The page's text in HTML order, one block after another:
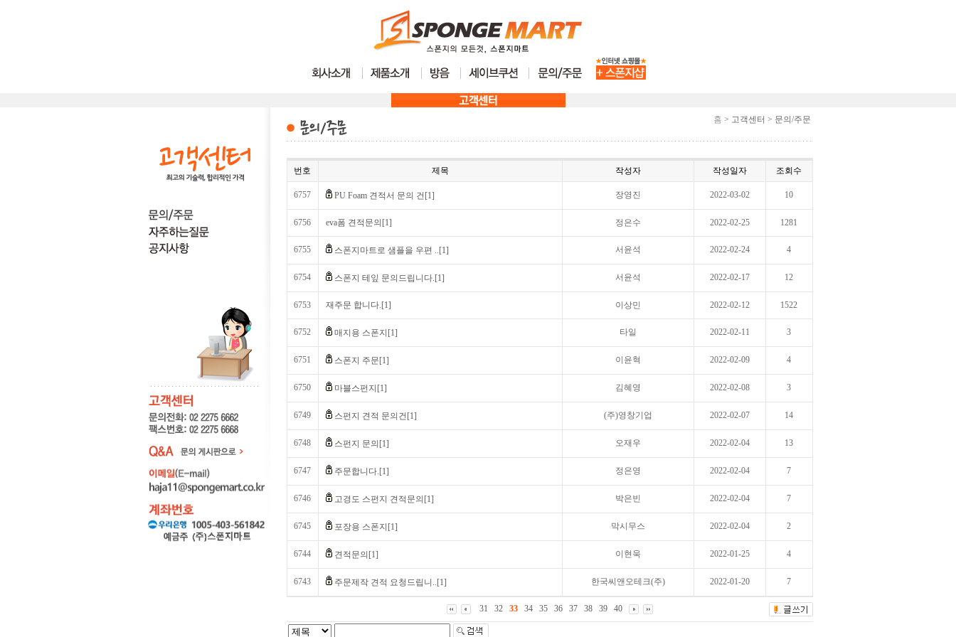
홈 > 고객센터 > 문의/주문
번호 제목 작성자 작성일자 조회수
6757 PU Foam 견적서 문의 건[1] 장영진 2022-03-02 10
6756 eva폼 견적문의[1] 정은수 2022-02-25 1281
6755 스폰지마트로 샘플을 우편 ..[1] 서윤석 2022-02-24 4
6754 스폰지 테잎 문의드립니다.[1] 서윤석 2022-02-17 12
6753 재주문 합니다.[1] 이상민 2022-02-12 1522
6752 매지용 스폰지[1] 타일 2022-02-11 3
6751 스폰지 주문[1] 이윤혁 2022-02-09 4
6750 마블스펀지[1] 김혜영 2022-02-08 3
6749 스펀지 견적 문의건[1] (주)영창기업 2022-02-07 14
6748 스펀지 문의[1] 오재우 2022-02-04 13
6747 주문합니다.[1] 정은영 2022-02-04 7
6746 고경도 스펀지 견적문의[1] 박은빈 2022-02-04 7
6745 포장용 스폰지[1] 막시무스 2022-02-04 2
6744 견적문의[1] 이현욱 2022-01-25 4
6743 주문제작 견적 요청드립니..[1] 한국씨앤오테크(주) 2022-01-20 7
31 32 33 34 35 36 37 38 39 40